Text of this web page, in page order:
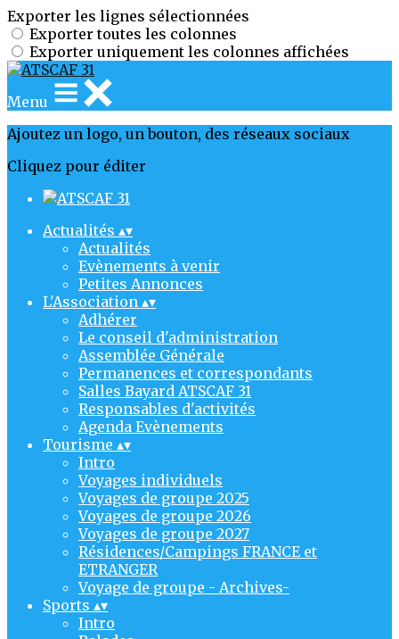
Exporter les lignes sélectionnées
Exporter toutes les colonnes
Exporter uniquement les colonnes affichées
Menu
Ajoutez un logo, un bouton, des réseaux sociaux
Cliquez pour éditer
Actualités ▴▾
Actualités
Evènements à venir
Petites Annonces
L'Association ▴▾
Adhérer
Le conseil d'administration
Assemblée Générale
Permanences et correspondants
Salles Bayard ATSCAF 31
Responsables d'activités
Agenda Evènements
Tourisme ▴▾
Intro
Voyages individuels
Voyages de groupe 2025
Voyages de groupe 2026
Voyages de groupe 2027
Résidences/Campings FRANCE et
ETRANGER
Voyage de groupe - Archives-
Sports ▴▾
Intro